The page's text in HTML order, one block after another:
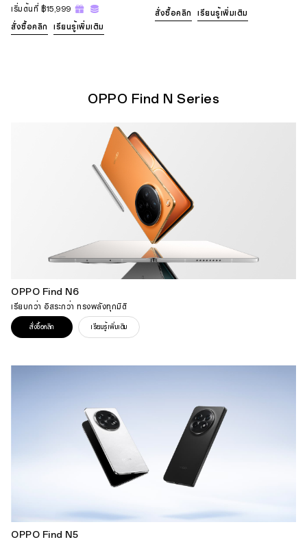
เริ่มต้นที่ ฿15,999
สั่งซื้อคลิก เรียนรู้เพิ่มเติม
สั่งซื้อคลิก เรียนรู้เพิ่มเติม
OPPO Find N Series
OPPO Find N6
เรียบกว่า อิสระกว่า ทรงพลังทุกมิติ
สั่งซื้อคลิก เรียนรู้เพิ่มเติม
OPPO Find N5